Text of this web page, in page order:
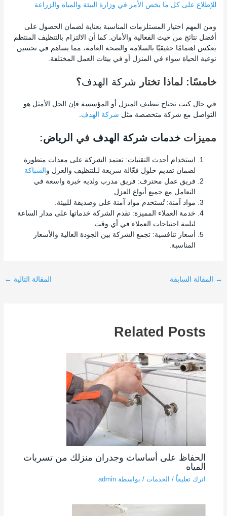
للإطلاع على كل ما يخص الأمر في وزارة البيئة والمياه والزراعة
ومن المهم اختيار المستلزمات المناسبة بعناية لضمان الحصول على
أفضل نتائج من حيث الفعالية والأمان. كما أن الالتزام بالتنظيف المنتظم
يعكس اهتمامًا حقيقيًا بالسلامة والصحة العامة، مما يساهم في تحسين
نوعية الحياة سواء في المنزل أو في بيئات العمل المختلفة.
خامسًا: لماذا تختار شركة الهدف؟
في حال كنت تحتاج تنظيف المنزل أو المؤسسة فإن الحل الأمثل هو
التواصل مع شركة متخصصة مثل شركة الهدف
مميزاتخدمات شركة الهدف في الرياض:
استخدام أحدث التقنيات: تعتمد الشركة على معدات متطورة
لضمان تقديم حلول فعّالة سريعة لـلتنظيف والعزل و السباكة
فريق عمل محترف: فريق مدرب ولديه خبرة واسعة في
التعامل مع جميع أنواع العزل
مواد آمنة: تُستخدم مواد آمنة على وصديقة للبيئة.
خدمة العملاء المميزة: تقدم الشركة خدماتها على مدار الساعة
لتلبية احتياجات العملاء في أي وقت.
أسعار تنافسية: تجمع الشركة بين الجودة العالية والأسعار
المناسبة.
→ المقالة السابقة المقالة التالية ←
Related Posts
الحفاظ على أساسات وجدران منزلك من تسربات
المياه
اترك تعليقاً / الخدمات/ بواسطة admin